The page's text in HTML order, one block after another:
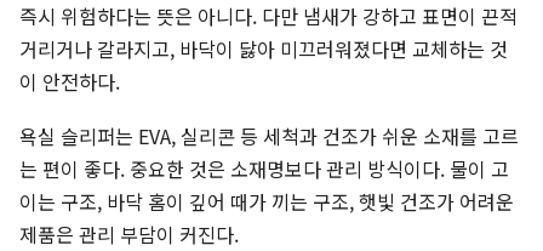
즉시 위험하다는 뜻은 아니다. 다만 냄새가 강하고 표면이 끈적
거리거나 갈라지고, 바닥이 닳아 미끄러워졌다면 교체하는 것
이 안전하다.
욕실 슬리퍼는 EVA, 실리콘 등 세척과 건조가 쉬운 소재를 고르
는 편이 좋다. 중요한 것은 소재명보다 관리 방식이다. 물이 고
이는 구조, 바닥 홈이 깊어 때가 끼는 구조, 햇빛 건조가 어려운
제품은 관리 부담이 커진다.